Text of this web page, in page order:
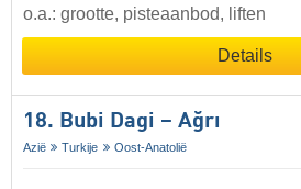
o.a.: grootte, pisteaanbod, liften
Details
18. Bubi Dagi – Ağrı
Azië Turkije Oost-Anatolië